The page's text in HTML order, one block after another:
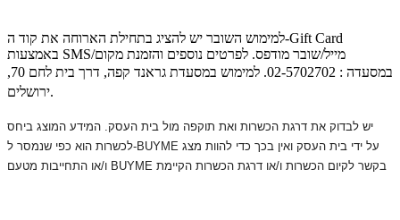
למימוש השובר יש להציג בתחילת הארוחה את קוד ה-Gift Card
באמצעות SMS/מייל/שובר מודפס. לפרטים נוספים והזמנת מקום
במסעדה : 02-5702702. למימוש במסעדת גראנד קפה,
דרך בית לחם 70,
ירושלים.
יש לבדוק את דרגת הכשרות ואת תוקפה מול בית העסק. המידע המוצג ביחס
לכשרות הוא כפי שנמסר ל-BUYME על ידי בית העסק ואין בכך כדי להוות מצג
ו/או התחייבות מטעם BUYME בקשר לקיום הכשרות ו/או דרגת הכשרות הקיימת